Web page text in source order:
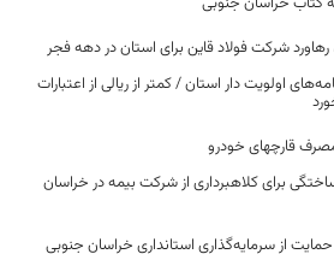
اولویت دار استان / کمتر از ریالی از اعتبارات
قارچهای خودرو
برای کلاهبرداری از شرکت بیمه در خراسان
از سرمایه‌گذاری استانداری خراسان جنوبی